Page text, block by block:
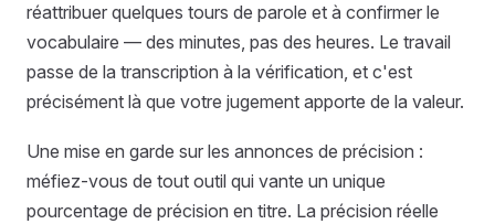
réattribuer quelques tours de parole et à confirmer le
vocabulaire — des minutes, pas des heures. Le travail
passe de la transcription à la vérification, et c'est
précisément là que votre jugement apporte de la valeur.
Une mise en garde sur les annonces de précision :
méfiez-vous de tout outil qui vante un unique
pourcentage de précision en titre. La précision réelle